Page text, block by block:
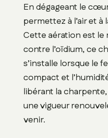
En dégageant le
permettez à l’air et
Cette aération est le
contre l’oïdium, ce
s’installe lorsque le
compact et
libérant la
une vigueur
venir.